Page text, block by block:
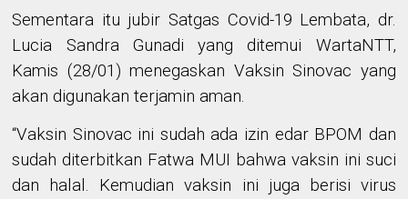
Sementara itu jubir Satgas Covid-19 Lembata, dr.
Lucia Sandra Gunadi yang ditemui WartaNTT,
Kamis (28/01) menegaskan Vaksin Sinovac yang
akan digunakan terjamin aman.
“Vaksin Sinovac ini sudah ada izin edar BPOM dan
sudah diterbitkan Fatwa MUI bahwa vaksin ini suci
dan halal. Kemudian vaksin ini juga berisi virus